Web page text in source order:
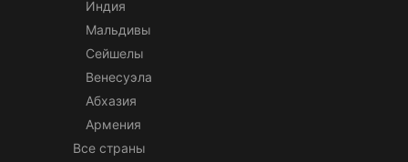
Индия
Мальдивы
Сейшелы
Венесуэла
Абхазия
Армения
Все страны